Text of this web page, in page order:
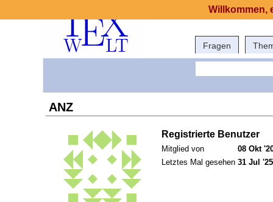
Fragen
ANZ
Registrierte Benutzer
Mitglied von
08 Okt
Letztes Mal gesehen 31 Jul
Willkommen,